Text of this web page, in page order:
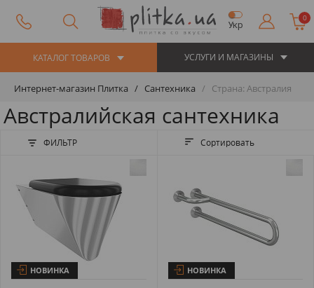
Укр
0
КАТАЛОГ ТОВАРОВ УСЛУГИ И МАГАЗИНЫ
Интернет-магазин Плитка Сантехника Страна: Австралия
Австралийская сантехника
ФИЛЬТР Сортировать
НОВИНКА НОВИНКА